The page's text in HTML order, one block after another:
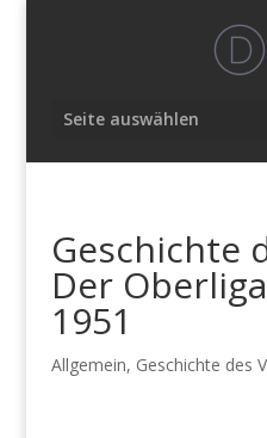
Seite auswählen
Geschichte
Der
1951
Allgemein, Geschichte des